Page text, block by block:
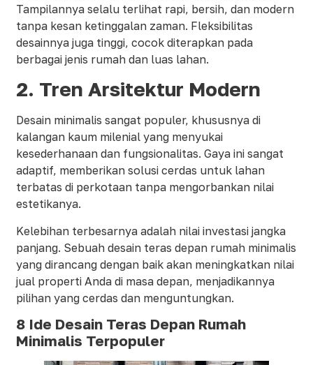
Tampilannya selalu terlihat rapi, bersih, dan modern
tanpa kesan ketinggalan zaman. Fleksibilitas
desainnya juga tinggi, cocok diterapkan pada
berbagai jenis rumah dan luas lahan.
2. Tren Arsitektur Modern
Desain minimalis sangat populer, khususnya di
kalangan kaum milenial yang menyukai
kesederhanaan dan fungsionalitas. Gaya ini sangat
adaptif, memberikan solusi cerdas untuk lahan
terbatas di perkotaan tanpa mengorbankan nilai
estetikanya.
Kelebihan terbesarnya adalah nilai investasi jangka
panjang. Sebuah desain teras depan rumah minimalis
yang dirancang dengan baik akan meningkatkan nilai
jual properti Anda di masa depan, menjadikannya
pilihan yang cerdas dan menguntungkan.
8 Ide Desain Teras Depan Rumah
Minimalis Terpopuler